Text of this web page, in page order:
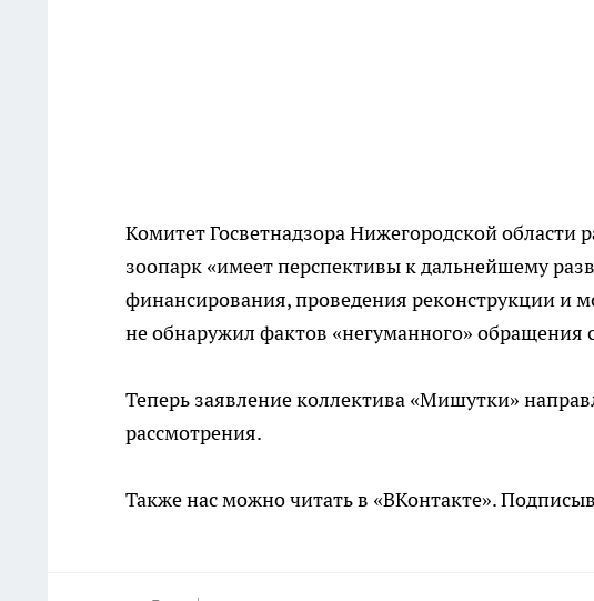
Комитет Госветнадзора Нижегородской
зоопарк «имеет перспективы к дальнейшему
финансирования, проведения реконструкции и
не обнаружил фактов «негуманного»
Теперь заявление коллектива «Мишутки»
рассмотрения.
Также нас можно читать в «ВКонтакте».